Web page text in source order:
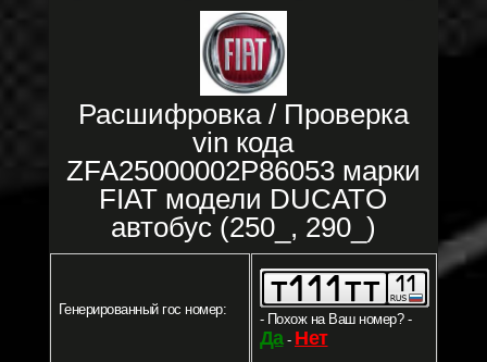
Расшифровка / Проверка
vin кода
ZFA25000002P86053 марки
FIAT модели DUCATO
автобус (250_, 290_)
Генерированный гос номер:
- Похож на Ваш номер? -
Да- Нет